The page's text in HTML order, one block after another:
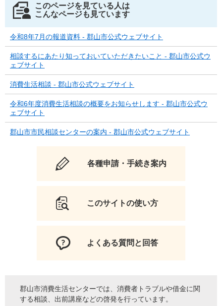
このページを見ている人は
こんなページも見ています
令和8年7月の報道資料 - 郡山市公式ウェブサイト
相談するにあたり知っておいていただきたいこと - 郡山市公式ウ
ェブサイト
消費生活相談 - 郡山市公式ウェブサイト
令和6年度消費生活相談の概要をお知らせします - 郡山市公式ウ
ェブサイト
郡山市市民相談センターの案内 - 郡山市公式ウェブサイト
各種申請・手続き案内
このサイトの使い方
よくある質問と回答
郡山市消費生活センターでは、消費者トラブルや借金に関
する相談、出前講座などの啓発を行っています。